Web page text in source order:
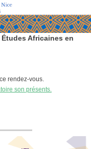
Africaines en
rendez-vous.
son présents.